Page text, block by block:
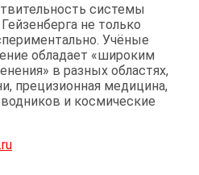
системы
не только
Учёные
обладает «широким
в разных областях,
прецизионная медицина,
и космические